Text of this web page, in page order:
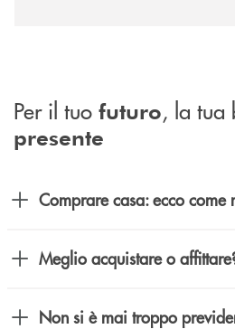
Per il tuo futuro, la tua
presente
Comprare casa: ecco come
Meglio acquistare o
Non si è mai troppo